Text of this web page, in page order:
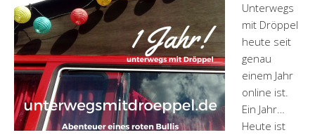
Unterwegs
mit Dröppel
heute seit
genau
einem Jahr
online ist.
Ein Jahr…
Heute ist